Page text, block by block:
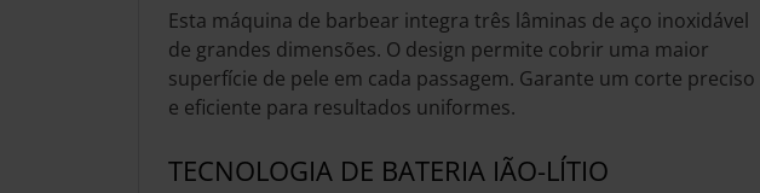
Esta máquina de barbear integra três lâminas de aço inoxidável
de grandes dimensões. O design permite cobrir uma maior
superfície de pele em cada passagem. Garante um corte preciso
e eficiente para resultados uniformes.
TECNOLOGIA DE BATERIA IÃO-LÍTIO